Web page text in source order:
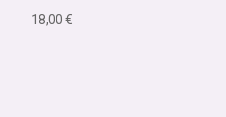
18,00€